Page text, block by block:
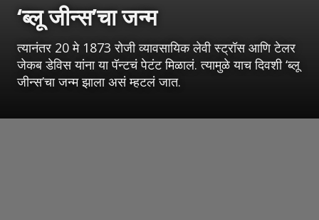
‘ब्लू जीन्स’चा जन्म
त्यानंतर 20 मे 1873 रोजी व्यावसायिक लेवी स्ट्रॉस आणि टेलर
जेकब डेविस यांना या पॅन्टचं पेटंट मिळालं. त्यामुळे याच दिवशी ‘ब्लू
जीन्स’चा जन्म झाला असं म्हटलं जात.